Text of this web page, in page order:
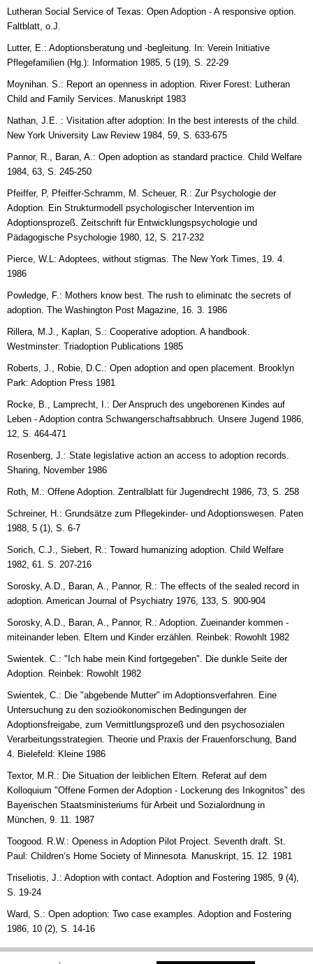
Lutheran Social Service of Texas: Open Adoption - A responsive option.
Faltblatt, o.J.
Lutter, E.: Adoptionsberatung und -begleitung. In: Verein Initiative
Pflegefamilien (Hg.): Information 1985, 5 (19), S. 22-29
Moynihan. S.: Report an openness in adoption. River Forest: Lutheran
Child and Family Services. Manuskript 1983
Nathan, J.E. : Visitation after adoption: In the best interests of the child.
New York University Law Review 1984, 59, S. 633-675
Pannor, R., Baran, A.: Open adoption as standard practice. Child Welfare
1984, 63, S. 245-250
Pfeiffer, P, Pfeiffer-Schramm, M. Scheuer, R.: Zur Psychologie der
Adoption. Ein Strukturmodell psychologischer Intervention im
Adoptionsprozeß. Zeitschrift für Entwicklungspsychologie und
Pädagogische Psychologie 1980, 12, S. 217-232
Pierce, W.L: Adoptees, without stigmas. The New York Times, 19. 4.
1986
Powledge, F.: Mothers know best. The rush to eliminatc the secrets of
adoption. The Washington Post Magazine, 16. 3. 1986
Rillera, M.J., Kaplan, S.: Cooperative adoption. A handbook.
Westminster: Triadoption Publications 1985
Roberts, J., Robie, D.C.: Open adoption and open placement. Brooklyn
Park: Adoption Press 1981
Rocke, B., Lamprecht, I.: Der Anspruch des ungeborenen Kindes auf
Leben - Adoption contra Schwangerschaftsabbruch. Unsere Jugend 1986,
12, S. 464-471
Rosenberg, J.: State legislative action an access to adoption records.
Sharing, November 1986
Roth, M.: Offene Adoption. Zentralblatt für Jugendrecht 1986, 73, S. 258
Schreiner, H.: Grundsätze zum Pflegekinder- und Adoptionswesen. Paten
1988, 5 (1), S. 6-7
Sorich, C.J., Siebert, R.: Toward humanizing adoption. Child Welfare
1982, 61. S. 207-216
Sorosky, A.D., Baran, A., Pannor, R.: The effects of the sealed record in
adoption. American Journal of Psychiatry 1976, 133, S. 900-904
Sorosky, A.D., Baran, A., Pannor, R.: Adoption. Zueinander kommen -
miteinander leben. Eltern und Kinder erzählen. Reinbek: Rowohlt 1982
Swientek. C.: "Ich habe mein Kind fortgegeben". Die dunkle Seite der
Adoption. Reinbek: Rowohlt 1982
Swientek, C.: Die "abgebende Mutter" im Adoptionsverfahren. Eine
Untersuchung zu den sozioökonomischen Bedingungen der
Adoptionsfreigabe, zum Vermittlungsprozeß und den psychosozialen
Verarbeitungsstrategien. Theorie und Praxis der Frauenforschung, Band
4. Bielefeld: Kleine 1986
Textor, M.R.: Die Situation der leiblichen Eltern. Referat auf dem
Kolloquium "Offene Formen der Adoption - Lockerung des Inkognitos" des
Bayerischen Staatsministeriums für Arbeit und Sozialordnung in
München, 9. 11. 1987
Toogood. R.W.: Openess in Adoption Pilot Project. Seventh draft. St.
Paul: Children‘s Home Society of Minnesota. Manuskript, 15. 12. 1981
Triseliotis, J.: Adoption with contact. Adoption and Fostering 1985, 9 (4),
S. 19-24
Ward, S.: Open adoption: Two case examples. Adoption and Fostering
1986, 10 (2), S. 14-16